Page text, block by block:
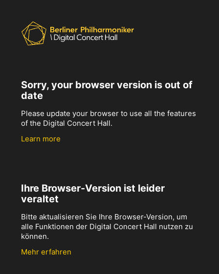
Sorry, your browser version is out of
date
Please update your browser to use all the features
of the Digital Concert Hall.
Learn more
Ihre Browser-Version ist leider
veraltet
Bitte aktualisieren Sie Ihre Browser-Version, um
alle Funktionen der Digital Concert Hall nutzen zu
können.
Mehr erfahren